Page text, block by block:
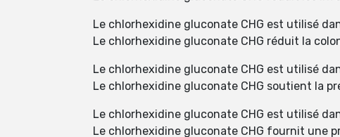
Le chlorhexidine gluconate CHG est utilisé
Le chlorhexidine gluconate CHG réduit la
Le chlorhexidine gluconate CHG est utilisé
Le chlorhexidine gluconate CHG soutient la
Le chlorhexidine gluconate CHG est utilisé
Le chlorhexidine gluconate CHG fournit une